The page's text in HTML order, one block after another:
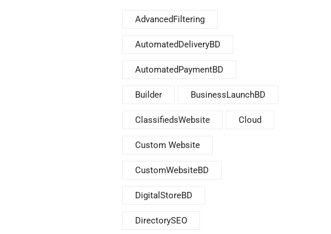
AdvancedFiltering
AutomatedDeliveryBD
AutomatedPaymentBD
Builder BusinessLaunchBD
ClassifiedsWebsite Cloud
Custom Website
CustomWebsiteBD
DigitalStoreBD
DirectorySEO